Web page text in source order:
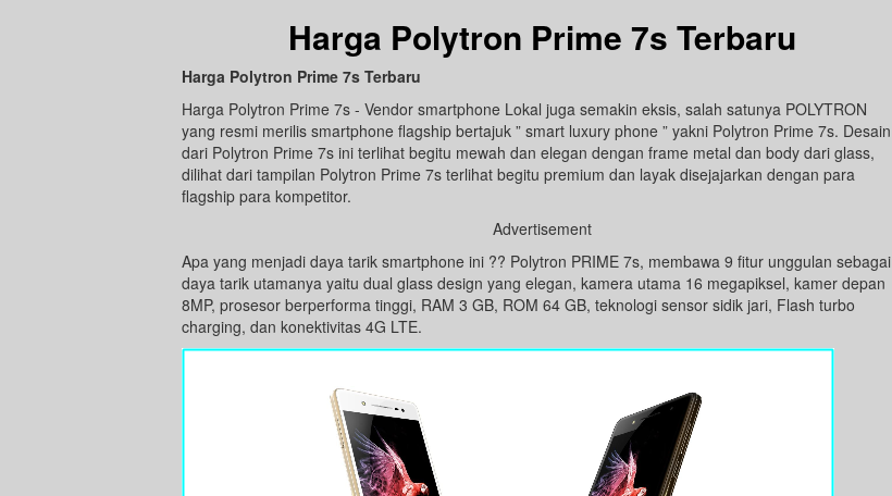
Harga Polytron Prime 7s Terbaru
Harga Polytron Prime 7s Terbaru
Harga Polytron Prime 7s - Vendor smartphone Lokal juga semakin eksis, salah satunya POLYTRON
yang resmi merilis smartphone flagship bertajuk ” smart luxury phone ” yakni Polytron Prime 7s. Desain
dari Polytron Prime 7s ini terlihat begitu mewah dan elegan dengan frame metal dan body dari glass,
dilihat dari tampilan Polytron Prime 7s terlihat begitu premium dan layak disejajarkan dengan para
flagship para kompetitor.
Advertisement
Apa yang menjadi daya tarik smartphone ini ?? Polytron PRIME 7s, membawa 9 fitur unggulan sebagai
daya tarik utamanya yaitu dual glass design yang elegan, kamera utama 16 megapiksel, kamer depan
8MP, prosesor berperforma tinggi, RAM 3 GB, ROM 64 GB, teknologi sensor sidik jari, Flash turbo
charging, dan konektivitas 4G LTE.